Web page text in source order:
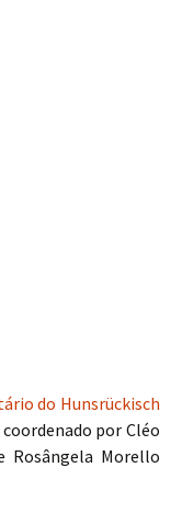
do Hunsrückisch
coordenado por Cléo
Rosângela Morello